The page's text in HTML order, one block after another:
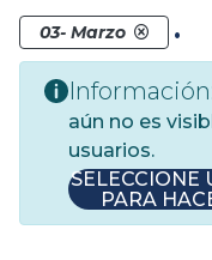
03- Marzo .
aún no es
usuarios.
SELECCIONE
PARA